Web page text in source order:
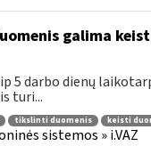
galima
5 darbo dienų
turi...
tikslinti duomenis
keisti
sistemos » i.VAZ